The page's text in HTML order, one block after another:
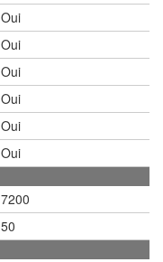
Oui
Oui
Oui
Oui
Oui
Oui
7200
50